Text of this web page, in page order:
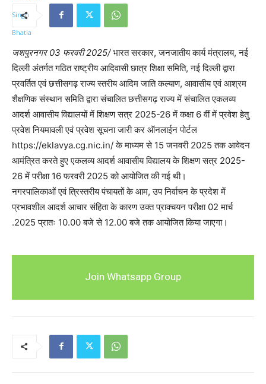
जशपुरनगर 03 फरवरी 2025/भारत सरकार, जनजातीय कार्य मंत्रालय, नई
दिल्ली अंतर्गत गठित राष्ट्रीय आदिवासी छात्र शिक्षा समिति, नई दिल्ली द्वारा
प्रवर्तित एवं छत्तीसगढ़ राज्य स्तरीय आदिम जाति कल्याण, आवासीय एवं आश्रम
शैक्षणिक संस्थान समिति द्वारा संचालित छत्तीसगढ़ राज्य में संचालित एकलव्य
आदर्श आवासीय विद्यालयों में शिक्षण सत्र 2025-26 में कक्षा 6 वीं में प्रवेश हेतु
प्रवेश नियमावली एवं प्रवेश सूचना जारी कर ऑनलाईन पोर्टल
https://eklavya.cg.nic.in/ के माध्यम से 15 जनवरी 2025 तक आवेदन
आमंत्रित करते हुए एकलव्य आदर्श आवासीय विद्यालय के शिक्षण सत्र 2025-
26 में परीक्षा 16 फरवरी 2025 को आयोजित की गई थी।
नगरपालिकाओं एवं त्रिस्तरीय पंचायतों के आम, उप निर्वाचन के प्रदेश में
प्रभावशील आदर्श आचार संहिता के कारण उक्त प्राक्चयन परीक्षा 02 मार्च
.2025 प्रातः 10.00 बजे से 12.00 बजे तक आयोजित किया जाएगा।
Join Whatsapp Group